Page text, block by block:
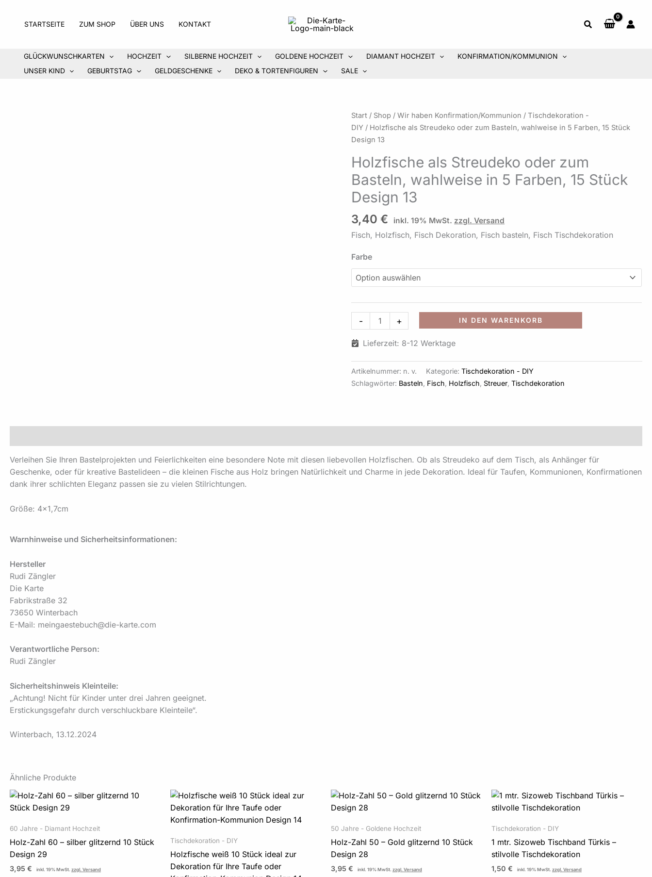
springen
STARTSEITE ZUM SHOP ÜBER UNS KONTAKT
GLÜCKWUNSCHKARTEN HOCHZEIT SILBERNE HOCHZEIT GOLDENE HOCHZEIT DIAMANT HOCHZEIT
KONFIRMATION/KOMMUNION
UNSER KIND
GEBURTSTAG GELDGESCHENKE DEKO & TORTENFIGUREN SALE
Start / Shop /Wir haben Konfirmation/Kommunion /Tischdekoration -
DIY / Holzfische als Streudeko oder zum Basteln, wahlweise in 5 Farben, 15 Stück
Design 13
Holzfische als Streudeko oder zum
Basteln, wahlweise in 5 Farben, 15 Stück
Design 13
3,40€ inkl. 19% MwSt. zzgl. Versand
Fisch, Holzfisch, Fisch Dekoration, Fisch basteln, Fisch Tischdekoration
Farbe
-
Holzfische
als
Streudeko
zum
Basteln,
wahlweise
in
5
Farben,
15
Design
13
Menge
+ IN DEN WARENKORB
Lieferzeit: 8-12 Werktage
Artikelnummer: n. v. Kategorie:Tischdekoration - DIY
Schlagwörter: Basteln, Fisch, Holzfisch, Streuer,Tischdekoration
Verleihen Sie Ihren Bastelprojekten und Feierlichkeiten eine besondere Note mit diesen liebevollen Holzfischen. Ob als Streudeko auf dem Tisch, als Anhänger für
Geschenke, oder für kreative Bastelideen – die kleinen Fische aus Holz bringen Natürlichkeit und Charme in jede Dekoration. Ideal für Taufen, Kommunionen, Konfirmationen
dank ihrer schlichten Eleganz passen sie zu vielen Stilrichtungen.
Größe: 4×1,7cm
Warnhinweise und Sicherheitsinformationen:
Hersteller
Rudi Zängler
Die Karte
Fabrikstraße 32
73650 Winterbach
E-Mail: meingaestebuch@die-karte.com
Verantwortliche Person:
Rudi Zängler
Sicherheitshinweis Kleinteile:
„Achtung! Nicht für Kinder unter drei Jahren geeignet.
Erstickungsgefahr durch verschluckbare Kleinteile“.
Winterbach, 13.12.2024
Ähnliche Produkte
60 Jahre - Diamant Hochzeit
Holz-Zahl 60 – silber glitzernd 10 Stück
Design 29
3,95 € inkl. 19% MwSt. zzgl. Versand
Tischdekoration - DIY
Holzfische weiß 10 Stück ideal zur
Dekoration für Ihre Taufe oder
50 Jahre - Goldene Hochzeit
Holz-Zahl 50 – Gold glitzernd 10 Stück
Design 28
3,95 € inkl. 19% MwSt. zzgl. Versand
Tischdekoration - DIY
1 mtr. Sizoweb Tischband Türkis –
stilvolle Tischdekoration
1,50 € inkl. 19% MwSt. zzgl. Versand